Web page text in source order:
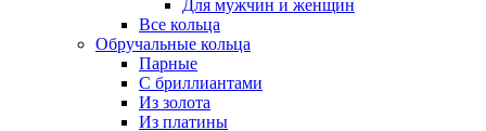
Для мужчин и женщин
Все кольца
Обручальные кольца
Парные
С бриллиантами
Из золота
Из платины